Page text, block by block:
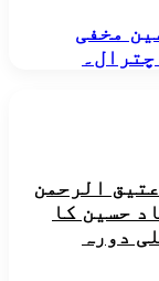
مخفی
الرحمن
حسین کا
دورہ